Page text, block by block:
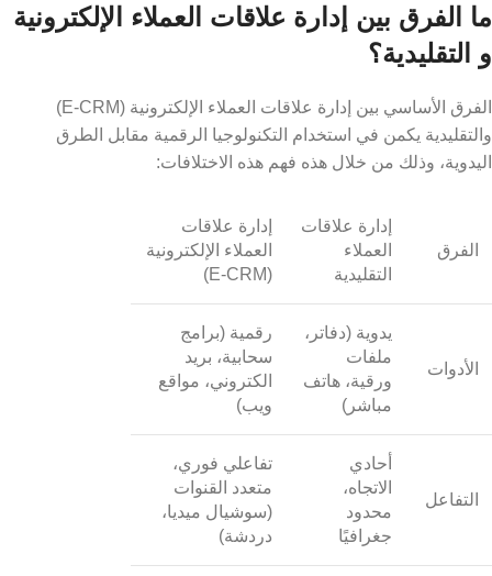
ما الفرق بين إدارة علاقات العملاء الإلكترونية
و التقليدية؟
الفرق الأساسي بين إدارة علاقات العملاء الإلكترونية (E-CRM)
والتقليدية يكمن في استخدام التكنولوجيا الرقمية مقابل الطرق
اليدوية، وذلك من خلال هذه فهم هذه الاختلافات:
الفرق
إدارة علاقات
العملاء
التقليدية
إدارة علاقات
العملاء الإلكترونية
(E-CRM)
الأدوات
يدوية (دفاتر،
ملفات
ورقية، هاتف
مباشر)
رقمية (برامج
سحابية، بريد
الكتروني، مواقع
ويب)
التفاعل
أحادي
الاتجاه،
محدود
جغرافيًا
تفاعلي فوري،
متعدد القنوات
(سوشيال ميديا،
دردشة)